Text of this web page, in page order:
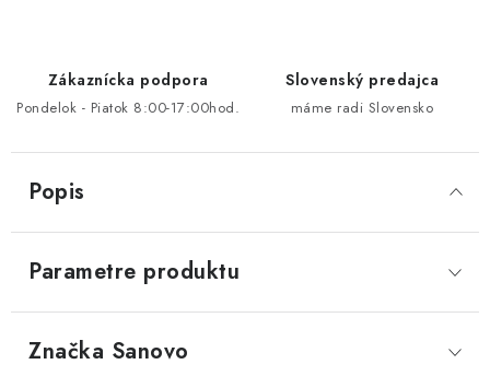
Zákaznícka podpora
Pondelok - Piatok 8:00-17:00hod.
Slovenský predajca
máme radi Slovensko
Popis
Parametre produktu
Značka Sanovo